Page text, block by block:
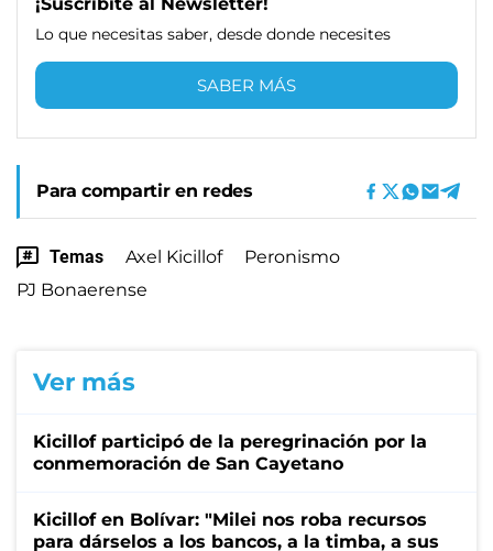
Lo que necesitas saber, desde donde necesites
SABER MÁS
Para compartir en redes
Temas Axel Kicillof
Peronismo
PJ Bonaerense
Ver más
Kicillof participó de la peregrinación por la
conmemoración de San Cayetano
Kicillof en Bolívar: "Milei nos roba recursos
para dárselos a los bancos, a la timba, a sus